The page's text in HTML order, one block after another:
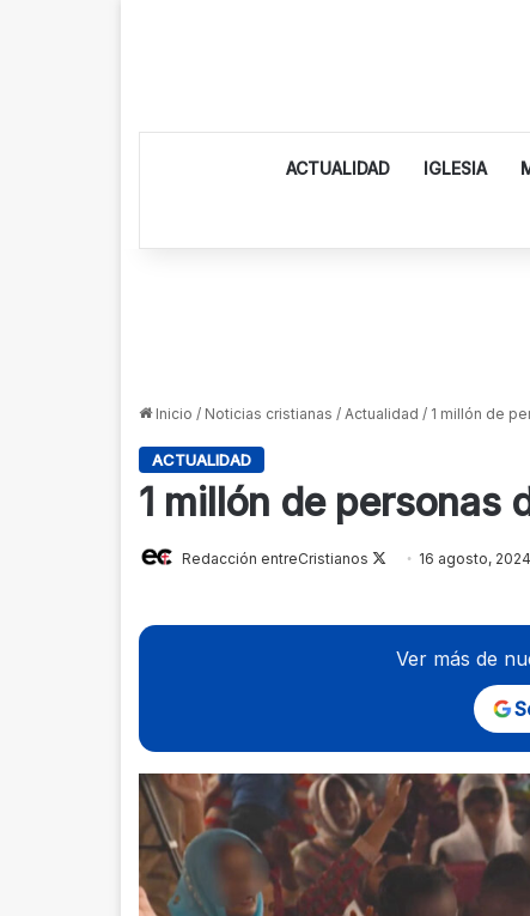
ACTUALIDAD IGLESIA
Inicio / Noticias cristianas / Actualidad / 1 millón de
ACTUALIDAD
1 millón de personas
Redacción entreCristianos
Follow16 agosto, 2024
Ver más de